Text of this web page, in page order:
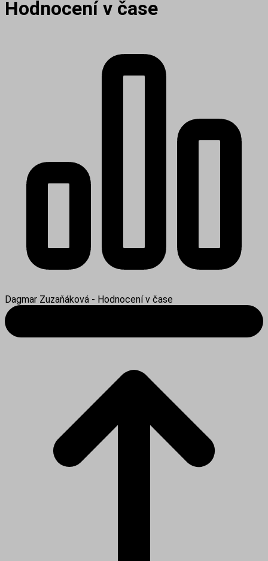
Hodnocení v čase
Dagmar Zuzaňáková - Hodnocení v čase